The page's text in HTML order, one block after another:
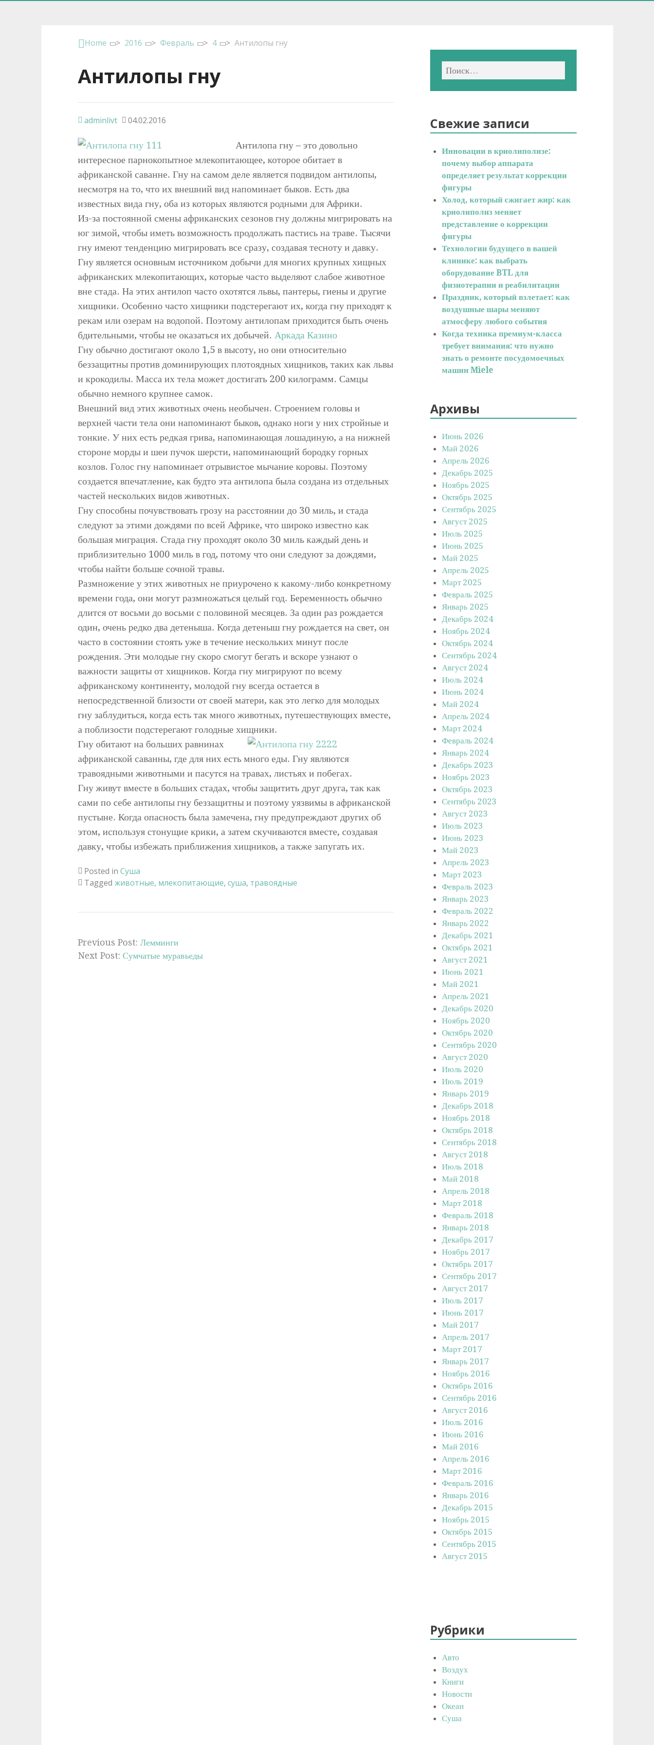
Home > 2016 > Февраль > 4 > Антилопы гну
Антилопы гну
adminlivt 04.02.2016
Антилопа гну – это довольно
интересное парнокопытное млекопитающее, которое обитает в
африканской саванне. Гну на самом деле является подвидом антилопы,
несмотря на то, что их внешний вид напоминает быков. Есть два
известных вида гну, оба из которых являются родными для Африки.
Из-за постоянной смены африканских сезонов гну должны мигрировать на
юг зимой, чтобы иметь возможность продолжать пастись на траве. Тысячи
гну имеют тенденцию мигрировать все сразу, создавая тесноту и давку.
Гну является основным источником добычи для многих крупных хищных
африканских млекопитающих, которые часто выделяют слабое животное
вне стада. На этих антилоп часто охотятся львы, пантеры, гиены и другие
хищники. Особенно часто хищники подстерегают их, когда гну приходят к
рекам или озерам на водопой. Поэтому антилопам приходится быть очень
бдительными, чтобы не оказаться их добычей. Аркада Казино
Гну обычно достигают около 1,5 в высоту, но они относительно
беззащитны против доминирующих плотоядных хищников, таких как львы
и крокодилы. Масса их тела может достигать 200 килограмм. Самцы
обычно немного крупнее самок.
Внешний вид этих животных очень необычен. Строением головы и
верхней части тела они напоминают быков, однако ноги у них стройные и
тонкие. У них есть редкая грива, напоминающая лошадиную, а на нижней
стороне морды и шеи пучок шерсти, напоминающий бородку горных
козлов. Голос гну напоминает отрывистое мычание коровы. Поэтому
создается впечатление, как будто эта антилопа была создана из отдельных
частей нескольких видов животных.
Гну способны почувствовать грозу на расстоянии до 30 миль, и стада
следуют за этими дождями по всей Африке, что широко известно как
большая миграция. Стада гну проходят около 30 миль каждый день и
приблизительно 1000 миль в год, потому что они следуют за дождями,
чтобы найти больше сочной травы.
Размножение у этих животных не приурочено к какому-либо конкретному
времени года, они могут размножаться целый год. Беременность обычно
длится от восьми до восьми с половиной месяцев. За один раз рождается
один, очень редко два детеныша. Когда детеныш гну рождается на свет, он
часто в состоянии стоять уже в течение нескольких минут после
рождения. Эти молодые гну скоро смогут бегать и вскоре узнают о
важности защиты от хищников. Когда гну мигрируют по всему
африканскому континенту, молодой гну всегда остается в
непосредственной близости от своей матери, как это легко для молодых
гну заблудиться, когда есть так много животных, путешествующих вместе,
а поблизости подстерегают голодные хищники.
Гну обитают на больших равнинах
африканской саванны, где для них есть много еды. Гну являются
травоядными животными и пасутся на травах, листьях и побегах.
Гну живут вместе в больших стадах, чтобы защитить друг друга, так как
сами по себе антилопы гну беззащитны и поэтому уязвимы в африканской
пустыне. Когда опасность была замечена, гну предупреждают других об
этом, используя стонущие крики, а затем скучиваются вместе, создавая
давку, чтобы избежать приближения хищников, а также запугать их.
Posted in Суша
Tagged животные, млекопитающие, суша, травоядные
Previous Post: Лемминги
Next Post: Сумчатые муравьеды
Свежие записи
Инновации в криолиполизе:
почему выбор аппарата
определяет результат коррекции
фигуры
Холод, который сжигает жир: как
криолиполиз меняет
представление о коррекции
фигуры
Технологии будущего в вашей
клинике: как выбрать
оборудование BTL для
физиотерапии и реабилитации
Праздник, который взлетает: как
воздушные шары меняют
атмосферу любого события
Когда техника премиум-класса
требует внимания: что нужно
знать о ремонте посудомоечных
машин Miele
Архивы
Июнь 2026
Май 2026
Апрель 2026
Декабрь 2025
Ноябрь 2025
Октябрь 2025
Сентябрь 2025
Август 2025
Июль 2025
Июнь 2025
Май 2025
Апрель 2025
Март 2025
Февраль 2025
Январь 2025
Декабрь 2024
Ноябрь 2024
Октябрь 2024
Сентябрь 2024
Август 2024
Июль 2024
Июнь 2024
Май 2024
Апрель 2024
Март 2024
Февраль 2024
Январь 2024
Декабрь 2023
Ноябрь 2023
Октябрь 2023
Сентябрь 2023
Август 2023
Июль 2023
Июнь 2023
Май 2023
Апрель 2023
Март 2023
Февраль 2023
Январь 2023
Февраль 2022
Январь 2022
Декабрь 2021
Октябрь 2021
Август 2021
Июнь 2021
Май 2021
Апрель 2021
Декабрь 2020
Ноябрь 2020
Октябрь 2020
Сентябрь 2020
Август 2020
Июль 2020
Июль 2019
Январь 2019
Декабрь 2018
Ноябрь 2018
Октябрь 2018
Сентябрь 2018
Август 2018
Июль 2018
Май 2018
Апрель 2018
Март 2018
Февраль 2018
Январь 2018
Декабрь 2017
Ноябрь 2017
Октябрь 2017
Сентябрь 2017
Август 2017
Июль 2017
Июнь 2017
Май 2017
Апрель 2017
Март 2017
Январь 2017
Ноябрь 2016
Октябрь 2016
Сентябрь 2016
Август 2016
Июль 2016
Июнь 2016
Май 2016
Апрель 2016
Март 2016
Февраль 2016
Январь 2016
Декабрь 2015
Ноябрь 2015
Октябрь 2015
Сентябрь 2015
Август 2015
Рубрики
Авто
Воздух
Книги
Новости
Океан
Суша